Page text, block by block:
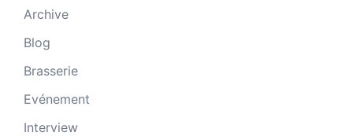
Archive
Blog
Brasserie
Evénement
Interview